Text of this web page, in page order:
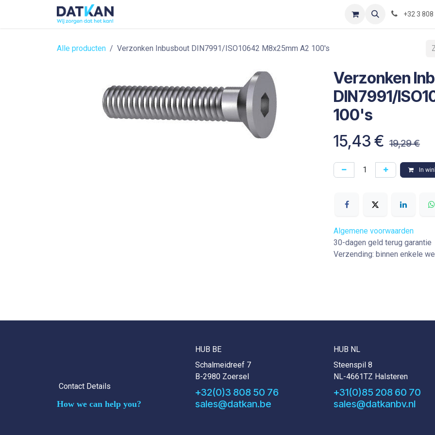
Optimization-of-piping-components
+32 3 808
Alle producten Verzonken Inbusbout DIN7991/ISO10642 M8x25mm A2 100's
Verzonken
DIN7991/
100's
15,43 € 19,29€
In
Algemene voorwaarden
30-dagen geld terug garantie
Verzending: binnen enkele
Contact Details
How we can help you?
HUB BE
Schalmeidreef 7
B-2980 Zoersel
+32(0)3 808 50 76
sales@datkan.be
HUB NL
Steenspil 8
NL-4661TZ Halsteren
+31(0)85 208 60 70
sales@datkanbv.nl